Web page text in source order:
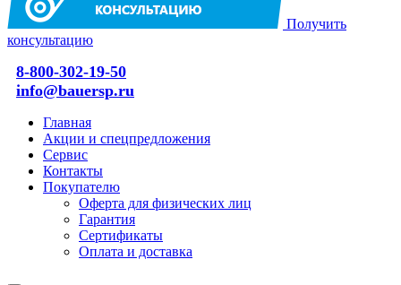
Получить
консультацию
8-800-302-19-50
info@bauersp.ru
Главная
Акции и спецпредложения
Сервис
Контакты
Покупателю
Оферта для физических лиц
Гарантия
Сертификаты
Оплата и доставка